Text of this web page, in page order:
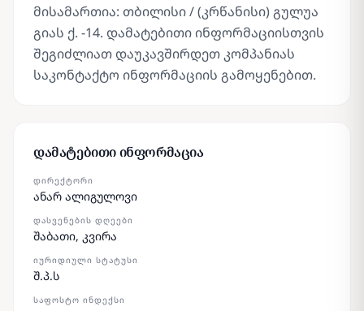
მისამართია: თბილისი / (კრწანისი) გულუა
გიას ქ. -14. დამატებითი ინფორმაციისთვის
შეგიძლიათ დაუკავშირდეთ კომპანიას
საკონტაქტო ინფორმაციის გამოყენებით.
დამატებითი ინფორმაცია
ᲓᲘᲠᲔᲥᲢᲝᲠᲘ
ანარ ალიგულოვი
ᲓᲐᲡᲕᲔᲜᲔᲑᲘᲡ ᲓᲦᲔᲔᲑᲘ
შაბათი, კვირა
ᲘᲣᲠᲘᲓᲘᲣᲚᲘ ᲡᲢᲐᲢᲣᲡᲘ
შ.პ.ს
ᲡᲐᲤᲝᲡᲢᲝ ᲘᲜᲓᲔᲥᲡᲘ